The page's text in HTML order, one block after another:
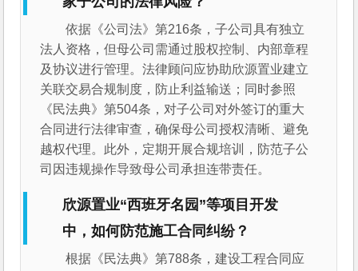
依据《公司法》第216条，子公司具有独立
法人资格，但母公司需通过股权控制、内部章程
及协议进行管理。法律顾问应协助欣源置业建立
关联交易合规制度，防止利益输送；同时参照
《民法典》第504条，对子公司对外签订的重大
合同进行法律审查，确保母公司授权清晰、避免
越权代理。此外，定期开展合规培训，防范子公
司因违规操作导致母公司承担连带责任。
欣源置业“西班牙名园”等项目开发
中，如何防范施工合同纠纷？
根据《民法典》第788条，建设工程合同应